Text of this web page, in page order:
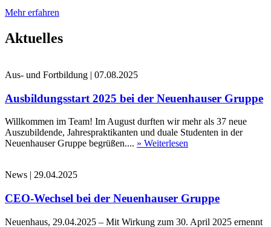
Mehr erfahren
Aktuelles
Aus- und Fortbildung | 07.08.2025
Ausbildungsstart 2025 bei der Neuenhauser Gruppe
Willkommen im Team! Im August durften wir mehr als 37 neue
Auszubildende, Jahrespraktikanten und duale Studenten in der
Neuenhauser Gruppe begrüßen.... » Weiterlesen
News | 29.04.2025
CEO-Wechsel bei der Neuenhauser Gruppe
Neuenhaus, 29.04.2025 – Mit Wirkung zum 30. April 2025 ernennt